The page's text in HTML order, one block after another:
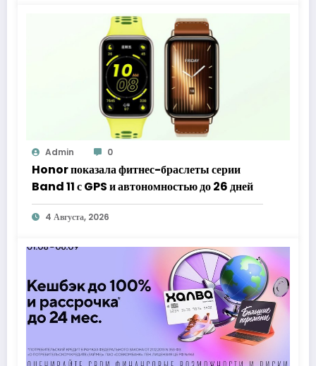
Admin 0
Honor показала фитнес-браслеты серии
Band 11 с GPS и автономностью до 26 дней
4 Августа, 2026